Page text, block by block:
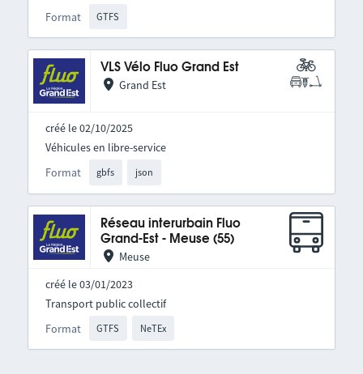
Format GTFS
VLS Vélo Fluo Grand Est
Grand Est
créé le 02/10/2025
Format gbfs json
Véhicules en libre-service
Réseau interurbain Fluo
Grand-Est - Meuse (55)
Meuse
créé le 03/01/2023
Format GTFS NeTEx
Transport public collectif